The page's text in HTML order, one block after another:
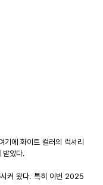
기에 화이트 컬러의 럭셔리
받았다.
켜 왔다. 특히 이번 2025